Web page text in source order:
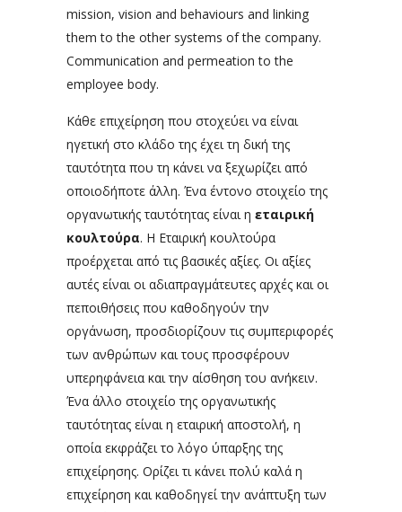
mission, vision and behaviours and linking
them to the other systems of the company.
Communication and permeation to the
employee body.
Κάθε επιχείρηση που στοχεύει να είναι
ηγετική στο κλάδο της έχει τη δική της
ταυτότητα που τη κάνει να ξεχωρίζει από
οποιοδήποτε άλλη. Ένα έντονο στοιχείο της
οργανωτικής ταυτότητας είναι η εταιρική
κουλτούρα. Η Εταιρική κουλτούρα
προέρχεται από τις βασικές αξίες. Οι αξίες
αυτές είναι οι αδιαπραγμάτευτες αρχές και οι
πεποιθήσεις που καθοδηγούν την
οργάνωση, προσδιορίζουν τις συμπεριφορές
των ανθρώπων και τους προσφέρουν
υπερηφάνεια και την αίσθηση του ανήκειν.
Ένα άλλο στοιχείο της οργανωτικής
ταυτότητας είναι η εταιρική αποστολή, η
οποία εκφράζει το λόγο ύπαρξης της
επιχείρησης. Ορίζει τι κάνει πολύ καλά η
επιχείρηση και καθοδηγεί την ανάπτυξη των